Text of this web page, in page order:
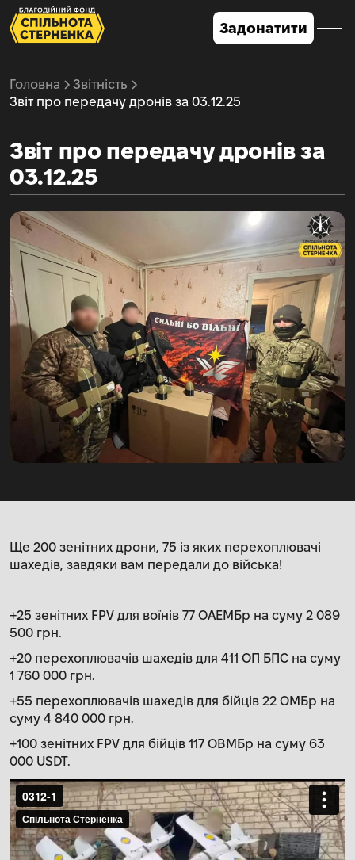
Задонатити
Головна
Звітність
Звіт про передачу дронів за 03.12.25
Звіт про передачу дронів за
03.12.25
Ще 200 зенітних дрони, 75 із яких перехоплювачі
шахедів, завдяки вам передали до війська!
+25 зенітних FPV для воїнів 77 ОАЕМБр на суму 2 089
500 грн.
+20 перехоплювачів шахедів для 411 ОП БПС на суму
1 760 000 грн.
+55 перехоплювачів шахедів для бійців 22 ОМБр на
суму 4 840 000 грн.
+100 зенітних FPV для бійців 117 ОВМБр на суму 63
000 USDT.